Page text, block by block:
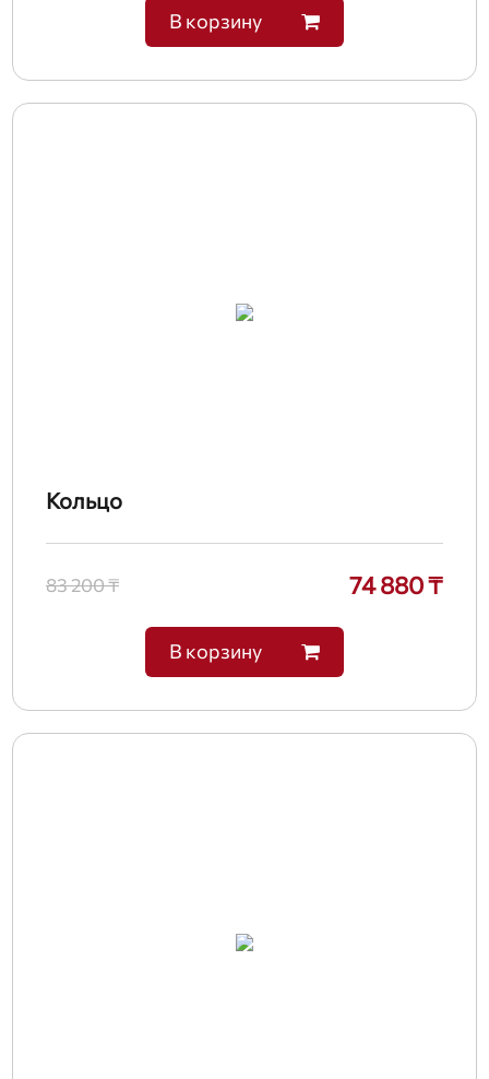
В корзину
Кольцо
83 200 ₸ 74 880 ₸
В корзину